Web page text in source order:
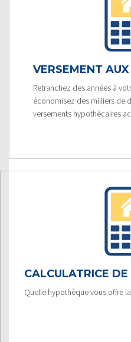
VERSEMENT
Retranchez des années à
économisez des milliers de
versements hypothécaires
CALCULATRICE
Quelle hypothèque vous offre